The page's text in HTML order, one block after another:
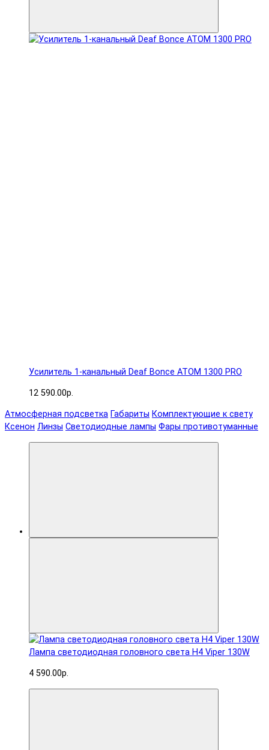
Усилитель 1-канальный Deaf Bonce ATOM 1300 PRO
12 590.00р.
Атмосферная подсветка Габариты Комплектующие к свету
Ксенон Линзы Светодиодные лампы Фары противотуманные
Лампа светодиодная головного света H4 Viper 130W
4 590.00р.